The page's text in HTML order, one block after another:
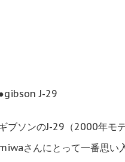
J-29
ブソンのJ-29（2000年モ
さんにとって一番思い